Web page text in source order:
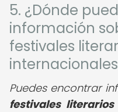
5. ¿Dónde
información
festivales
Puedes encontrar
festivales